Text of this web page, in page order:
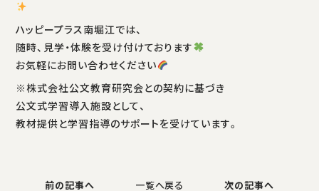
ハッピープラス南堀江では、
随時、見学・体験を受け付けております
お気軽にお問い合わせください
※株式会社公文教育研究会との契約に基づき
公文式学習導入施設として、
教材提供と学習指導のサポートを受けています。
前の記事へ 一覧へ戻る 次の記事へ